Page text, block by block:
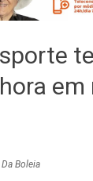
em
Boleia